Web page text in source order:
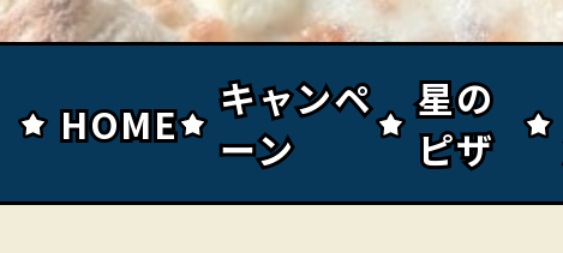
HOME
HOME
キャンペ
ーン
キャンペ
ーン
星の
ピザ
星の
ピザ